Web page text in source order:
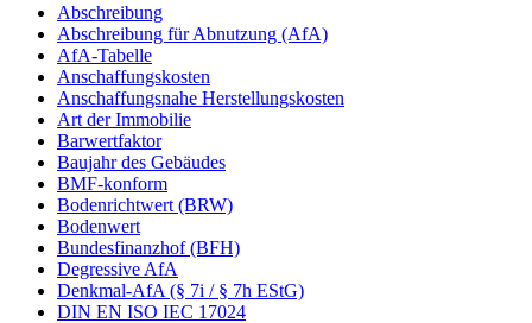
Abschreibung
Abschreibung für Abnutzung (AfA)
AfA-Tabelle
Anschaffungskosten
Anschaffungsnahe Herstellungskosten
Art der Immobilie
Barwertfaktor
Baujahr des Gebäudes
BMF-konform
Bodenrichtwert (BRW)
Bodenwert
Bundesfinanzhof (BFH)
Degressive AfA
Denkmal-AfA (§ 7i / § 7h EStG)
DIN EN ISO IEC 17024